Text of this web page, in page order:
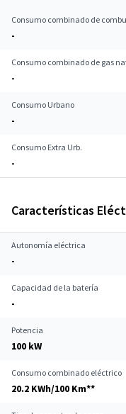
Consumo combinado de
-
Consumo combinado de gas
-
Consumo Urbano
-
Consumo Extra Urb.
-
Características
Autonomía eléctrica
-
Capacidad de la batería
-
Potencia
100 kW
Consumo combinado eléctrico
20.2 KWh/100 Km**